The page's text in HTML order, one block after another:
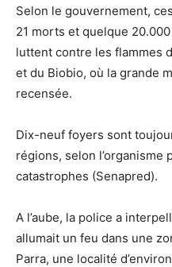
Selon le gouvernement,
21 morts et quelque
luttent contre les flammes
et du Biobio, où la grande
recensée.
Dix-neuf foyers sont
régions, selon l’organisme
catastrophes (Senapred).
A l’aube, la police a
allumait un feu dans une
Parra, une localité